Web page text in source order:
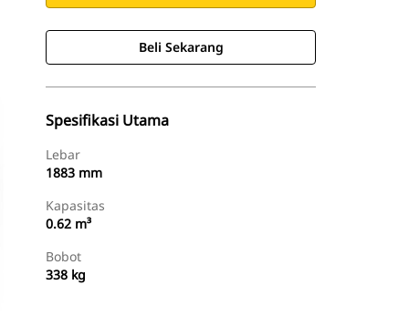
Beli Sekarang
Spesifikasi Utama
Lebar
1883 mm
Kapasitas
0.62 m³
Bobot
338 kg